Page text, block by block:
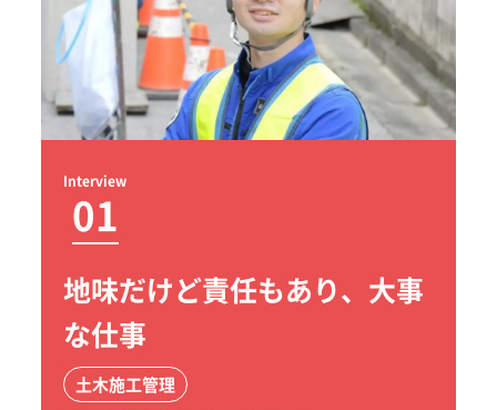
Interview
01
地味だけど責任もあり、大事
な仕事
土木施工管理